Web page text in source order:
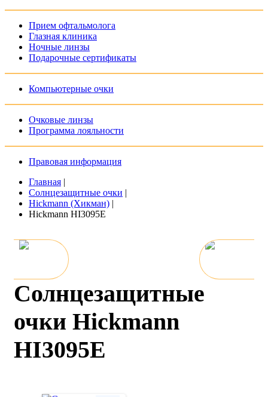
Прием офтальмолога
Глазная клиника
Ночные линзы
Подарочные сертификаты
Компьютерные очки
Очковые линзы
Программа лояльности
Правовая информация
Главная |
Солнцезащитные очки |
Hickmann (Хикман) |
Hickmann HI3095E
Солнцезащитные
очки Hickmann
HI3095E